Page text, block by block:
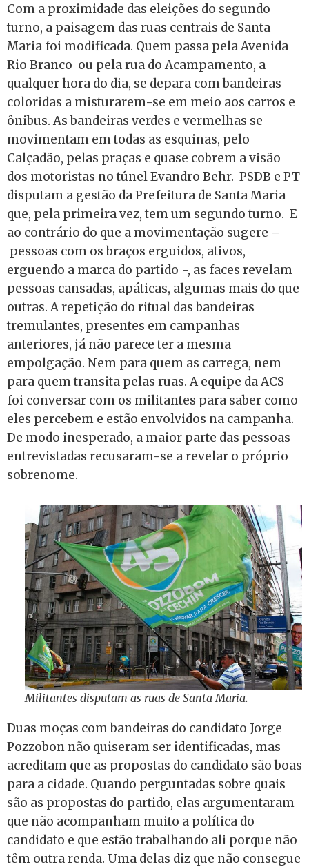
Com a proximidade das eleições do segundo
turno, a paisagem das ruas centrais de Santa
Maria foi modificada. Quem passa pela Avenida
Rio Branco ou pela rua do Acampamento, a
qualquer hora do dia, se depara com bandeiras
coloridas a misturarem-se em meio aos carros e
ônibus. As bandeiras verdes e vermelhas se
movimentam em todas as esquinas, pelo
Calçadão, pelas praças e quase cobrem a visão
dos motoristas no túnel Evandro Behr. PSDB e PT
disputam a gestão da Prefeitura de Santa Maria
que, pela primeira vez, tem um segundo turno. E
ao contrário do que a movimentação sugere –
pessoas com os braços erguidos, ativos,
erguendo a marca do partido -, as faces revelam
pessoas cansadas, apáticas, algumas mais do que
outras. A repetição do ritual das bandeiras
tremulantes, presentes em campanhas
anteriores, já não parece ter a mesma
empolgação. Nem para quem as carrega, nem
para quem transita pelas ruas. A equipe da ACS
foi conversar com os militantes para saber como
eles percebem e estão envolvidos na campanha.
De modo inesperado, a maior parte das pessoas
entrevistadas recusaram-se a revelar o próprio
sobrenome.
Militantes disputam as ruas de Santa Maria.
Duas moças com bandeiras do candidato Jorge
Pozzobon não quiseram ser identificadas, mas
acreditam que as propostas do candidato são boas
para a cidade. Quando perguntadas sobre quais
são as propostas do partido, elas argumentaram
que não acompanham muito a política do
candidato e que estão trabalhando ali porque não
têm outra renda. Uma delas diz que não consegue